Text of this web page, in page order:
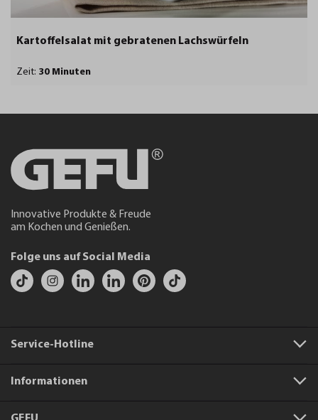
Kartoffelsalat mit gebratenen Lachswürfeln
Zeit: 30 Minuten
Innovative Produkte & Freude
am Kochen und Genießen.
Folge uns auf Social Media
Service-Hotline
Informationen